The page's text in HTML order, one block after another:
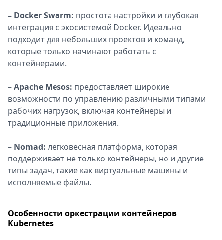
– Docker Swarm: простота настройки и глубокая
интеграция с экосистемой Docker. Идеально
подходит для небольших проектов и команд,
которые только начинают работать с
контейнерами.
– Apache Mesos: предоставляет широкие
возможности по управлению различными типами
рабочих нагрузок, включая контейнеры и
традиционные приложения.
– Nomad: легковесная платформа, которая
поддерживает не только контейнеры, но и другие
типы задач, такие как виртуальные машины и
исполняемые файлы.
Особенности оркестрации контейнеров
Kubernetes